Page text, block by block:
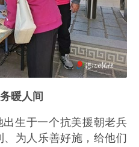
暖人间
出生于一个抗美援朝老兵
为人乐善好施，给他们